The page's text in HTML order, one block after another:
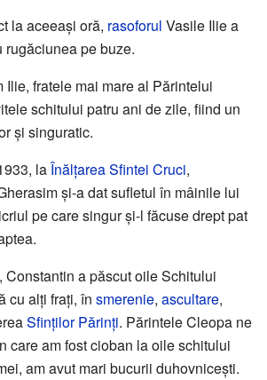
la aceeași oră, rasoforul Vasile Ilie a
rugăciunea pe buze.
Ilie, fratele mai mare al Părintelui
schitului patru ani de zile, fiind un
și singuratic.
laÎnălțarea Sfintei Cruci,
și-a dat sufletul în mâinile lui
pe care singur și-l făcuse drept pat
Constantin a păscut oile Schitului
cu alți frați, în smerenie, ascultare,
Sfinților Părinți. Părintele Cleopa ne
care am fost cioban la oile schitului
am avut mari bucurii duhovnicești.